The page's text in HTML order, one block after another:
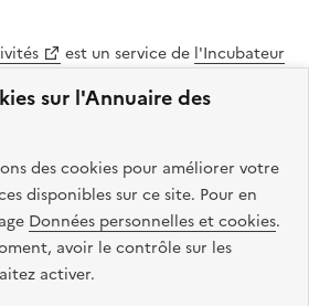
sur l'Annuaire des
des cookies pour améliorer votre
disponibles sur ce site. Pour en
Données personnelles et cookies.
avoir le contrôle sur les
activer.
est un service de l'Incubateur
. Le code source de ce site web
libre. Le design de ce site est conçu
de l’État.
info.gouv.fr
data.gouv.fr